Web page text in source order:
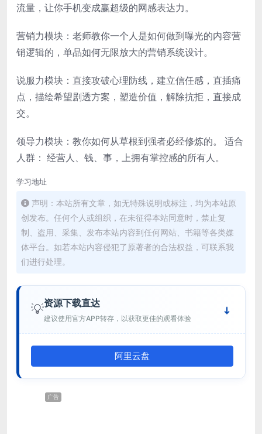
流量，让你手机变成赢超级的网感表达力。
营销力模块：老师教你一个人是如何做到曝光的内容营
销逻辑的，单品如何无限放大的营销系统设计。
说服力模块：直接攻破心理防线，建立信任感，直插痛
点，描绘希望剧透方案，塑造价值，解除抗拒，直接成
交。
领导力模块：教你如何从草根到强者必经修炼的。 适合
人群： 经营人、钱、事，上拥有掌控感的所有人。
学习地址
声明：本站所有文章，如无特殊说明或标注，均为本站原
创发布。任何个人或组织，在未征得本站同意时，禁止复
制、盗用、采集、发布本站内容到任何网站、书籍等各类媒
体平台。如若本站内容侵犯了原著者的合法权益，可联系我
们进行处理。
💡资源下载直达
建议使用官方APP转存，以获取更佳的观看体验
阿里云盘
广告